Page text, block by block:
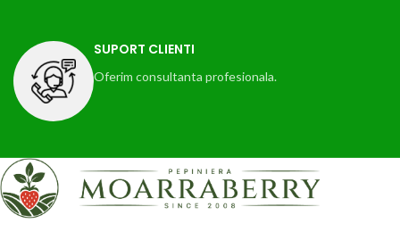
SUPORT CLIENTI
Oferim consultanta profesionala.